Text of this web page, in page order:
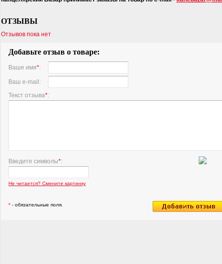
ОТЗЫВЫ
Отзывов пока нет
Добавьте отзыв о товаре:
Ваше имя*:
Ваш e-mail:
Текст отзыва*:
Введите символы*:
Не читается? Смените картинку
* - обязательные поля.